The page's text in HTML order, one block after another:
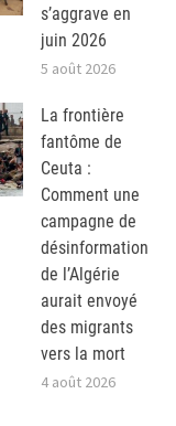
s’aggrave en
juin 2026
5 août 2026
La frontière
fantôme de
Ceuta :
Comment une
campagne de
désinformation
de l’Algérie
aurait envoyé
des migrants
vers la mort
4 août 2026